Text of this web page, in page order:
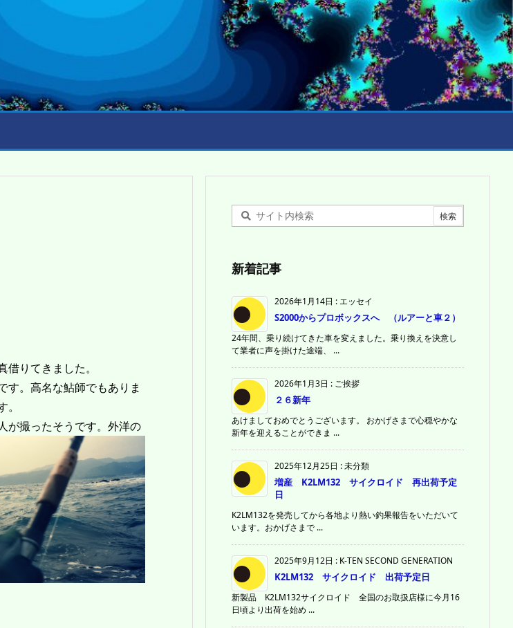
りてきました。
す。高名な鮎師でもありま
が撮ったそうです。外洋の
新着記事
2026年1月14日 :エッセイ
S2000からプロボックスへ （ルアーと車２）
24年間、乗り続けてきた車を変えました。乗り換えを決意し
て業者に声を掛けた途端、 ...
2026年1月3日 : ご挨拶
２６新年
あけましておめでとうございます。 おかげさまで心穏やかな
新年を迎えることができま ...
2025年12月25日 :未分類
増産 K2LM132 サイクロイド 再出荷予定
日
K2LM132を発売してから各地より熱い釣果報告をいただいて
います。おかげさまで ...
2025年9月12日 : K-TEN SECOND GENERATION
K2LM132 サイクロイド 出荷予定日
新製品 K2LM132サイクロイド 全国のお取扱店様に今月16
日頃より出荷を始め ...